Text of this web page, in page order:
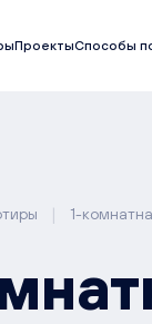
ПроектыСпособы
| 1-